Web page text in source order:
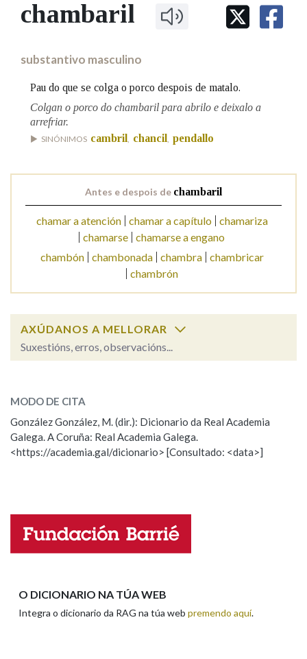
IDENTIDADE CORPORATIVA
MARCIAL DEL ADALID
FIGURAS HOMENAXEADAS
PRIMAVERA DAS LETRAS
PORTAL DAS PALABRAS
Facebook
TwitterYoutubeInstagram
Bluesky
BUSCAR NOS LEMAS
Remata por
Nas definicións
Nos exemplos
Na fraseoloxía
OUTRAS OPCIÓNS DE BUSCA
Marcas gramaticais
chambaril
substantivo masculino
Pau do que se colga o porco despois de matalo.
Colgan o porco do chambaril para abrilo e deixalo a
arrefriar.
SINÓNIMOS cambril chancil pendallo
Antes e despois de chambaril
chamar a atención chamar a capítulo
chamariza
chamarse chamarse a engano
chambón
chambonada chambra
chambricar
chambrón
AXÚDANOS A MELLORAR
Suxestións, erros, observacións...
ESCOLLE UNHA OPCIÓN:
Observación Hai un erro na palabra
Propoño mellorar a definición
Nome
MODO DE CITA
González González, M. (dir.): Dicionario da Real Academia
Galega. A Coruña: Real Academia Galega.
<https://academia.gal/dicionario> [Consultado: <data>]
O DICIONARIO NA TÚA WEB
Integra o dicionario da RAG na túa web premendo aquí.